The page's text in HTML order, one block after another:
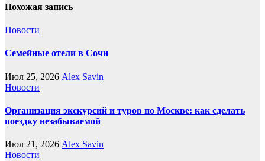
Похожая запись
Новости
Семейные отели в Сочи
Июл 25, 2026 Alex Savin
Новости
Организация экскурсий и туров по Москве: как сделать
поездку незабываемой
Июл 21, 2026 Alex Savin
Новости